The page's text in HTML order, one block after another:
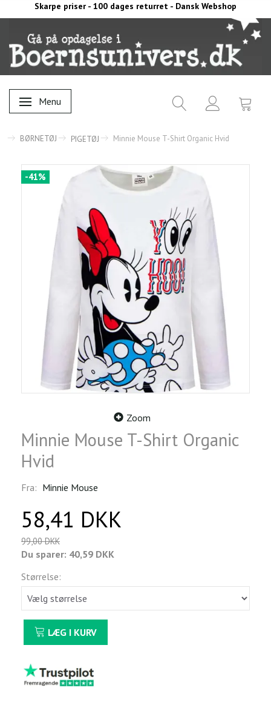
Skarpe priser - 100 dages returret - Dansk Webshop
Skifte navigation
Menu
BØRNETØJ PIGETØJ Minnie Mouse T-Shirt Organic Hvid
-41%
Zoom
Minnie Mouse T-Shirt Organic
Hvid
Fra: Minnie Mouse
58,41 DKK
99,00 DKK
Du sparer: 40,59 DKK
Størrelse:
LÆG I KURV